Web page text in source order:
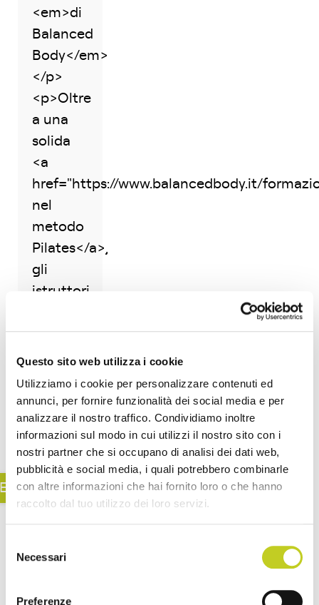
Questo sito web utilizza i cookie
Utilizziamo i cookie per personalizzare contenuti ed
annunci, per fornire funzionalità dei social media e per
analizzare il nostro traffico. Condividiamo inoltre
informazioni sul modo in cui utilizzi il nostro sito con i
nostri partner che si occupano di analisi dei dati web,
pubblicità e social media, i quali potrebbero combinarle
con altre informazioni che hai fornito loro o che hanno
raccolto dal tuo utilizzo dei loro servizi.
delNecessari
Preferenze
<em>di
Balanced
Body</em>
</p>
<p>Oltre
a una
solida
<a
href="https://www.balancedbody.it/
nel
metodo
Pilates</a>,
gli
istruttori
arricchire
propria
offerta
pr...
TUTTO